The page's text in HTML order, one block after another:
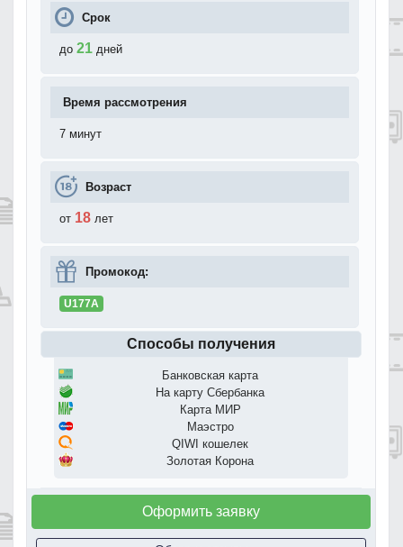
Срок
до 21 дней
Время рассмотрения
7 минут
Возраст
от 18 лет
Промокод:
U177A
Способы получения
Банковская карта
На карту Сбербанка
Карта МИР
Маэстро
QIWI кошелек
Золотая Корона
Оформить заявку